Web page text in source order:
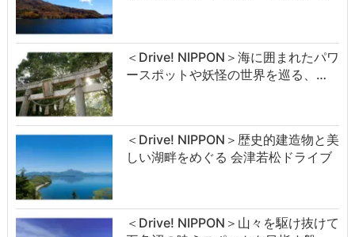
＜Drive! NIPPON＞海に囲まれたパワ
ースポットや妖怪の世界を巡る、…
＜Drive! NIPPON＞歴史的建造物と美
しい湖畔をめぐる 会津若松ドライブ
＜Drive! NIPPON＞山々を駆け抜けて